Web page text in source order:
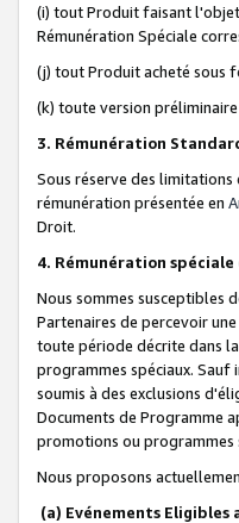
(i) tout Produit faisant l'objet
Rémunération Spéciale
(j) tout Produit acheté sous
(k) toute version
3. Rémunération
Sous réserve des
rémunération présentée en
Droit.
4. Rémunération
Nous sommes susceptibles
Partenaires de percevoir
toute période décrite dans
programmes spéciaux.
soumis à des exclusions
Documents de Programme
promotions ou programmes
Nous proposons
(a) Evénements Eligibles